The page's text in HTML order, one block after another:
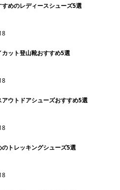
めのレディースシューズ5選
ット登山靴おすすめ5選
ウトドアシューズおすすめ5選
トレッキングシューズ5選